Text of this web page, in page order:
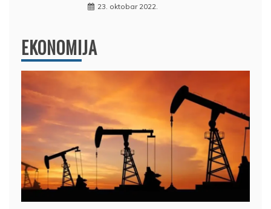
23. oktobar 2022.
EKONOMIJA